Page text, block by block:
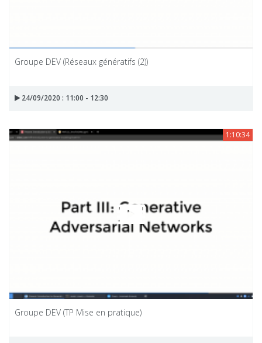
Groupe DEV (Réseaux génératifs (2))
24/09/2020 : 11:00 - 12:30
1:10:34
Groupe DEV (TP Mise en pratique)